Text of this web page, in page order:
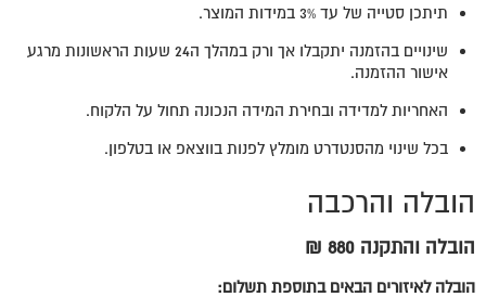
תיתכן סטייה של עד 3% במידות המוצר.
שינויים בהזמנה יתקבלו אך ורק במהלך ה24 שעות הראשונות מרגע
אישור ההזמנה.
האחריות למדידה ובחירת המידה הנכונה תחול על הלקוח.
בכל שינוי מהסנטדרט מומלץ לפנות בווצאפ או בטלפון.
הובלה והרכבה
הובלה והתקנה 880 ₪
הובלה לאיזורים הבאים בתוספת תשלום: